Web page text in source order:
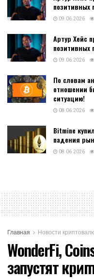
позитивных
09.06.2026
Артур Хейс
позитивных
09.06.2026
По словам
отношении
ситуацию!
08.06.2026
Bitmine
падения
08.06.2026
Главная Новости
WonderFi,
запустят